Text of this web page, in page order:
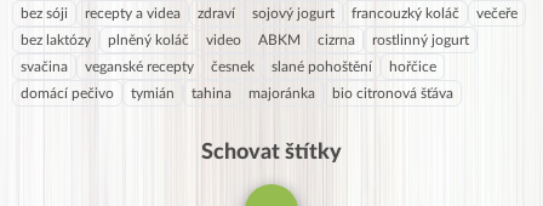
bez sóji
recepty a videa zdraví sojový jogurt francouzký koláč
večeře
bez laktózy
plněný koláč video ABKM cizrna
rostlinný jogurt
svačina
veganské recepty česnek slané pohoštění
hořčice
domácí pečivo
tymián tahina majoránka bio citronová šťáva
Schovat štítky